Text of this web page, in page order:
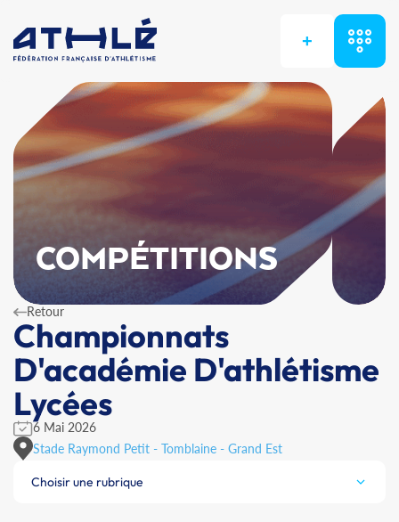
+
COMPÉTITIONS
Retour
Championnats
D'académie D'athlétisme
Lycées
6 Mai 2026
Stade Raymond Petit - Tomblaine - Grand Est
Choisir une rubrique